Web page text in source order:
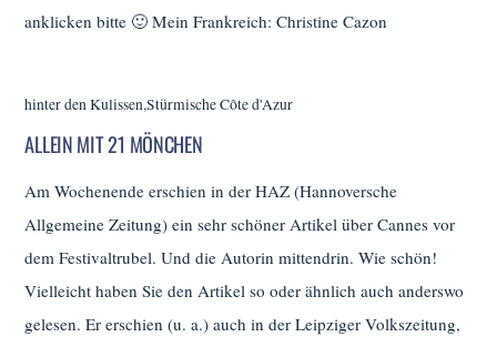
anklicken bitte 🙂 Mein Frankreich: Christine Cazon
hinter den Kulissen,Stürmische Côte d'Azur
ALLEIN MIT 21 MÖNCHEN
Am Wochenende erschien in der HAZ (Hannoversche
Allgemeine Zeitung) ein sehr schöner Artikel über Cannes vor
dem Festivaltrubel. Und die Autorin mittendrin. Wie schön!
Vielleicht haben Sie den Artikel so oder ähnlich auch anderswo
gelesen. Er erschien (u. a.) auch in der Leipziger Volkszeitung,